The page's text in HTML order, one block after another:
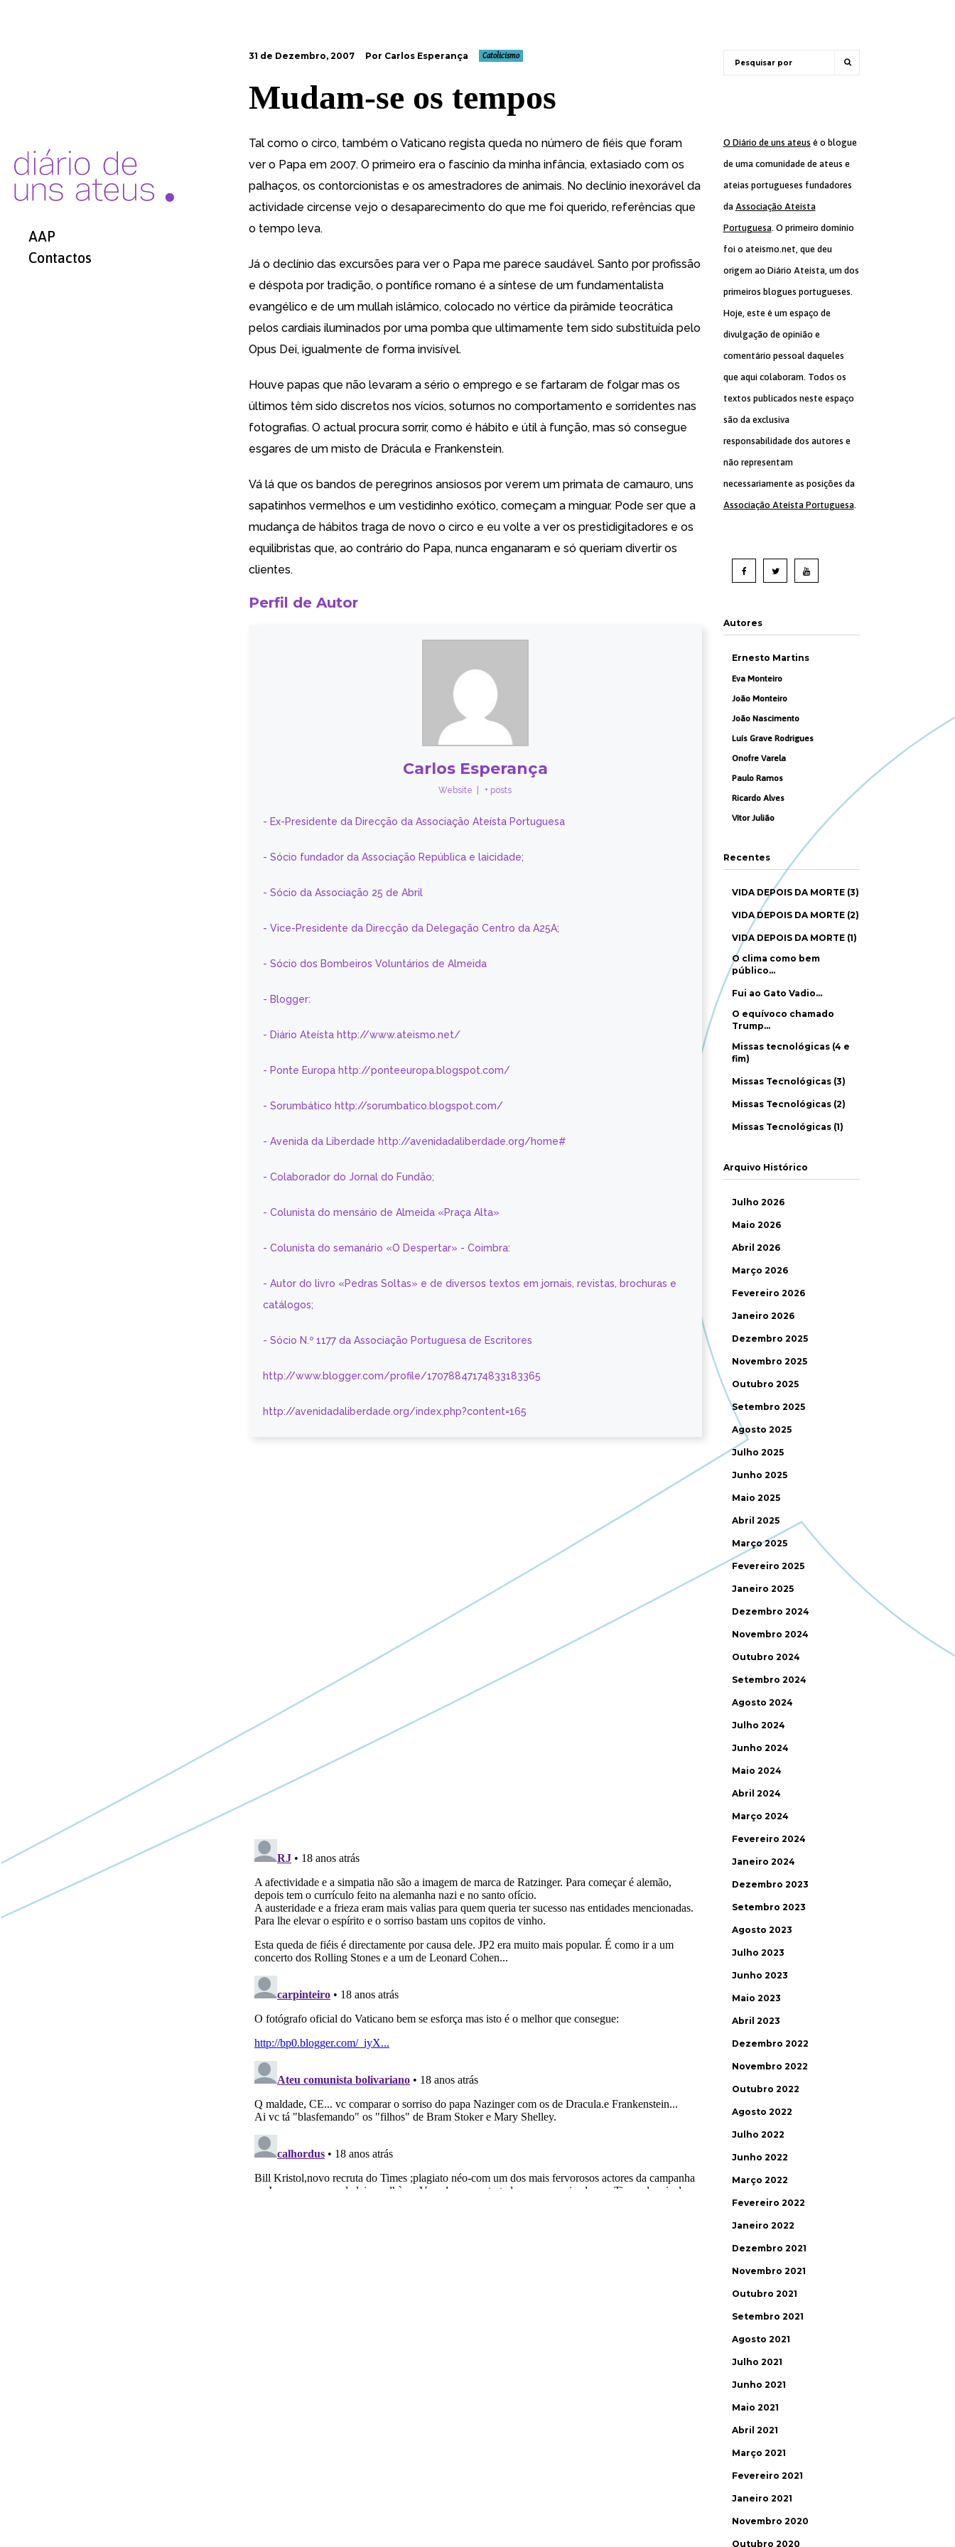
AAP
Contactos
31 de Dezembro, 2007 Por Carlos Esperança Catolicismo
Mudam-se os tempos
Tal como o circo, também o Vaticano regista queda no número de fiéis que foram
ver o Papa em 2007. O primeiro era o fascínio da minha infância, extasiado com os
palhaços, os contorcionistas e os amestradores de animais. No declínio inexorável da
actividade circense vejo o desaparecimento do que me foi querido, referências que
o tempo leva.
Já o declínio das excursões para ver o Papa me parece saudável. Santo por profissão
e déspota por tradição, o pontífice romano é a síntese de um fundamentalista
evangélico e de um mullah islâmico, colocado no vértice da pirâmide teocrática
pelos cardiais iluminados por uma pomba que ultimamente tem sido substituída pelo
Opus Dei, igualmente de forma invisível.
Houve papas que não levaram a sério o emprego e se fartaram de folgar mas os
últimos têm sido discretos nos vícios, soturnos no comportamento e sorridentes nas
fotografias. O actual procura sorrir, como é hábito e útil à função, mas só consegue
esgares de um misto de Drácula e Frankenstein.
Vá lá que os bandos de peregrinos ansiosos por verem um primata de camauro, uns
sapatinhos vermelhos e um vestidinho exótico, começam a minguar. Pode ser que a
mudança de hábitos traga de novo o circo e eu volte a ver os prestidigitadores e os
equilibristas que, ao contrário do Papa, nunca enganaram e só queriam divertir os
clientes.
Perfil de Autor
Carlos Esperança
Website + posts
- Ex-Presidente da Direcção da Associação Ateísta Portuguesa
- Sócio fundador da Associação República e laicidade;
- Sócio da Associação 25 de Abril
- Vice-Presidente da Direcção da Delegação Centro da A25A;
- Sócio dos Bombeiros Voluntários de Almeida
- Blogger:
- Diário Ateísta http://www.ateismo.net/
- Ponte Europa http://ponteeuropa.blogspot.com/
- Sorumbático http://sorumbatico.blogspot.com/
- Avenida da Liberdade http://avenidadaliberdade.org/home#
- Colaborador do Jornal do Fundão;
- Colunista do mensário de Almeida «Praça Alta»
- Colunista do semanário «O Despertar» - Coimbra:
- Autor do livro «Pedras Soltas» e de diversos textos em jornais, revistas, brochuras e
catálogos;
- Sócio N.º 1177 da Associação Portuguesa de Escritores
http://www.blogger.com/profile/17078847174833183365
http://avenidadaliberdade.org/index.php?content=165
O Diário de uns ateus é o blogue
de uma comunidade de ateus e
ateias portugueses fundadores
da Associação Ateísta
Portuguesa. O primeiro domínio
foi o ateismo.net, que deu
origem ao Diário Ateísta, um dos
primeiros blogues portugueses.
Hoje, este é um espaço de
divulgação de opinião e
comentário pessoal daqueles
que aqui colaboram. Todos os
textos publicados neste espaço
são da exclusiva
responsabilidade dos autores e
não representam
necessariamente as posições da
Associação Ateísta Portuguesa.
Autores
Ernesto Martins
Eva Monteiro
João Monteiro
João Nascimento
Luís Grave Rodrigues
Onofre Varela
Paulo Ramos
Ricardo Alves
Vítor Julião
Recentes
VIDA DEPOIS DA MORTE (3)
VIDA DEPOIS DA MORTE (2)
VIDA DEPOIS DA MORTE (1)
O clima como bem
público…
Fui ao Gato Vadio…
O equívoco chamado
Trump…
Missas tecnológicas (4 e
fim)
Missas Tecnológicas (3)
Missas Tecnológicas (2)
Missas Tecnológicas (1)
Arquivo Histórico
Julho 2026
Maio 2026
Abril 2026
Março 2026
Fevereiro 2026
Janeiro 2026
Dezembro 2025
Novembro 2025
Outubro 2025
Setembro 2025
Agosto 2025
Julho 2025
Junho 2025
Maio 2025
Abril 2025
Março 2025
Fevereiro 2025
Janeiro 2025
Dezembro 2024
Novembro 2024
Outubro 2024
Setembro 2024
Agosto 2024
Julho 2024
Junho 2024
Maio 2024
Abril 2024
Março 2024
Fevereiro 2024
Janeiro 2024
Dezembro 2023
Setembro 2023
Agosto 2023
Julho 2023
Junho 2023
Maio 2023
Abril 2023
Dezembro 2022
Novembro 2022
Outubro 2022
Agosto 2022
Julho 2022
Junho 2022
Março 2022
Fevereiro 2022
Janeiro 2022
Dezembro 2021
Novembro 2021
Outubro 2021
Setembro 2021
Agosto 2021
Julho 2021
Junho 2021
Maio 2021
Abril 2021
Março 2021
Fevereiro 2021
Janeiro 2021
Novembro 2020
Outubro 2020